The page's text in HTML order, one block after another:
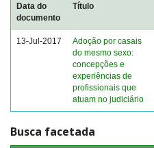
Data do
documento
Título
13-Jul-2017
Adoção por casais
do mesmo sexo:
concepções e
experiências de
profissionais que
atuam no judiciário
Busca facetada